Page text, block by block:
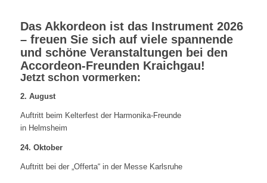
Das Akkordeon ist das Instrument 2026
– freuen Sie sich auf viele spannende
und schöne Veranstaltungen bei den
Accordeon-Freunden Kraichgau!
Jetzt schon vormerken:
2. August
Auftritt beim Kelterfest der Harmonika-Freunde
in Helmsheim
24. Oktober
Auftritt bei der „Offerta“ in der Messe Karlsruhe